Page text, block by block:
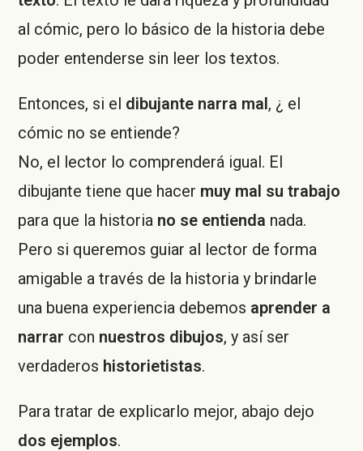
al cómic, pero lo básico de la historia debe
poder entenderse sin leer los textos.
Entonces, si el dibujante narra mal, ¿ el
cómic no se entiende?
No, el lector lo comprenderá igual. El
dibujante tiene que hacer muy mal su trabajo
para que la historia no se entienda nada.
Pero si queremos guiar al lector de forma
amigable a través de la historia y brindarle
una buena experiencia debemos aprender a
narrar con nuestros dibujos, y así ser
verdaderos historietistas.
Para tratar de explicarlo mejor, abajo dejo
dos ejemplos.